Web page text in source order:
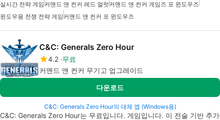
실시간 전략 게임커맨드 앤 컨커 레드 얼럿커맨드 앤 컨커 게임즈 포 윈도우즈
윈도우용 전쟁 전략 게임커맨드 앤 컨커 포 윈도우즈
C&C: Generals Zero Hour
4.2 무료
커맨드 앤 컨커 무기고 업그레이드
다운로드
C&C: Generals Zero Hour의 대체 앱 (Windows용)
C&C: Generals Zero Hour는 무료입니다. 게임입니다. 이 전술 기반 추가